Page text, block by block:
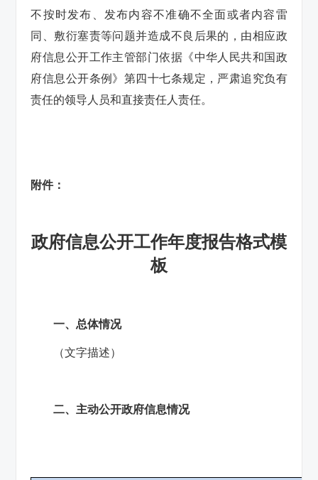
不按时发布、发布内容不准确不全面或者内容雷
同、敷衍塞责等问题并造成不良后果的，由相应政
府信息公开工作主管部门依据《中华人民共和国政
府信息公开条例》第四十七条规定，严肃追究负有
责任的领导人员和直接责任人责任。
附件：
政府信息公开工作年度报告格式模
板
一、总体情况
（文字描述）
二、主动公开政府信息情况